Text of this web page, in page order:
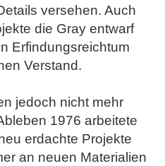
versehen. Auch
die Gray entwarf
Erfindungsreichtum
Verstand.
jedoch nicht mehr
1976 arbeitete
erdachte Projekte
an neuen Materialien